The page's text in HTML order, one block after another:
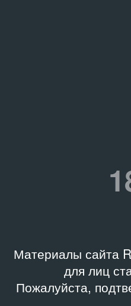
Материалы сайта
для лиц
Пожалуйста,